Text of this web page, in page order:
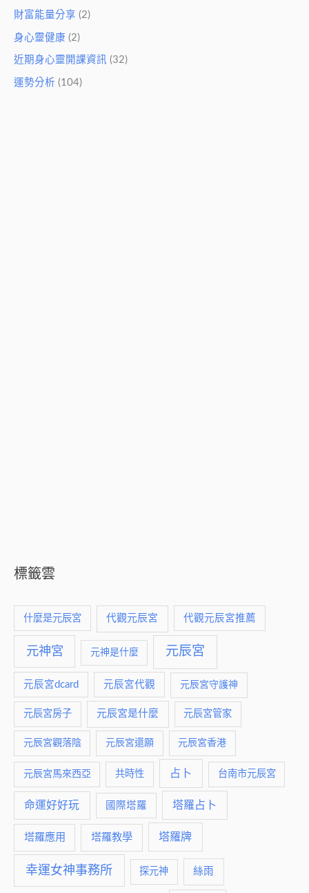
財富能量分享 (2)
身心靈健康 (2)
近期身心靈開課資訊 (32)
運勢分析 (104)
標籤雲
什麼是元辰宮 代觀元辰宮 代觀元辰宮推薦
元神宮 元神是什麼 元辰宮
元辰宮dcard 元辰宮代觀 元辰宮守護神
元辰宮房子 元辰宮是什麼 元辰宮管家
元辰宮觀落陰 元辰宮還願 元辰宮香港
元辰宮馬來西亞 共時性 占卜 台南市元辰宮
命運好好玩 國際塔羅 塔羅占卜
塔羅應用 塔羅教學 塔羅牌
幸運女神事務所 探元神 絲雨